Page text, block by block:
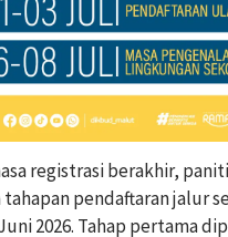
registrasi berakhir,
pendaftaran jalur
2026. Tahap pertama